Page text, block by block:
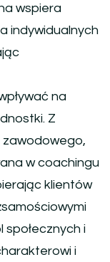
wspiera
indywidualnych
na
Z
w coachingu
klientów
społecznych i
i